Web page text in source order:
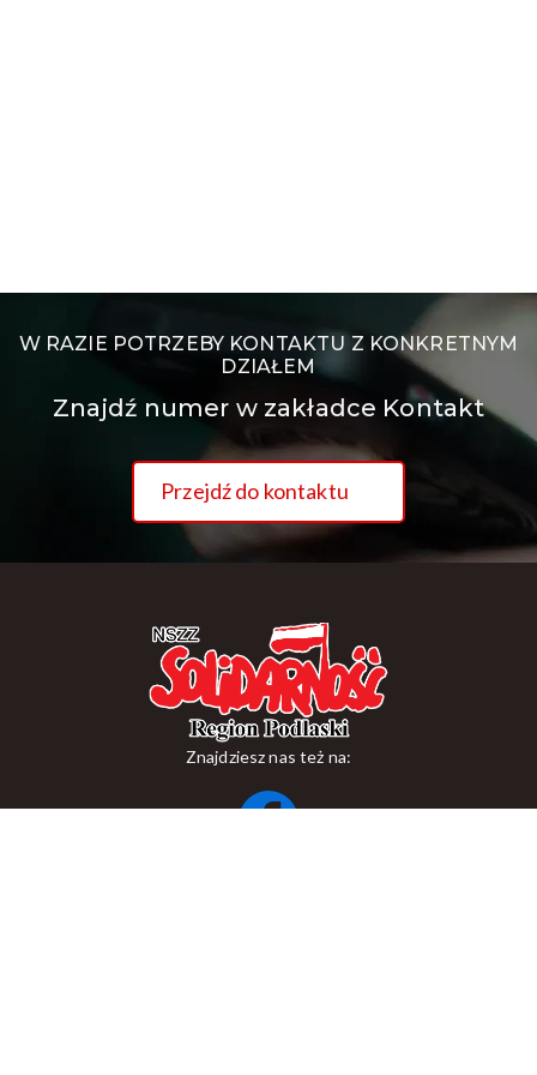
W RAZIE POTRZEBY KONTAKTU Z KONKRETNYM
DZIAŁEM
Znajdź numer w zakładce Kontakt
Przejdź do kontaktu
Znajdziesz nas też na: